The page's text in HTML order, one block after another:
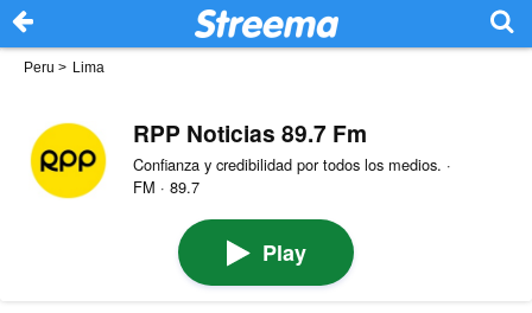
Peru > Lima
RPP Noticias 89.7 Fm
Confianza y credibilidad por todos los medios. ·
FM · 89.7
Play